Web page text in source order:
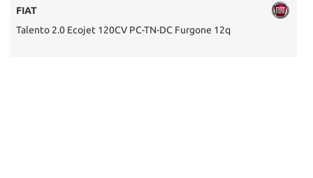
120CV PC-TN-DC Furgone 12q
DR MOTOR
DR 4.0 1.5 Bi-Fuel